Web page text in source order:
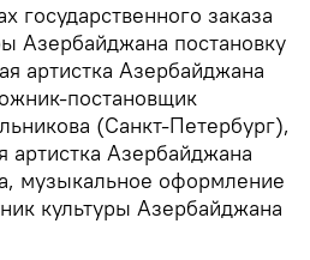
государственного заказа
Азербайджана постановку
артистка Азербайджана
постановщик
(Санкт-Петербург),
артистка Азербайджана
музыкальное оформление
культуры Азербайджана